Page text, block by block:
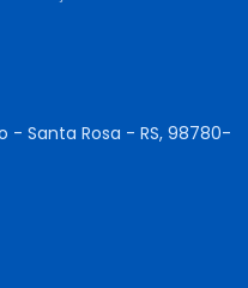
Santa Rosa - RS, 98780-